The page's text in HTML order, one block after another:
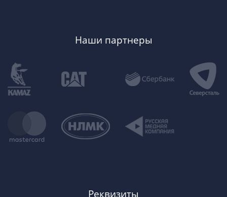
Наши партнеры
Реквизиты